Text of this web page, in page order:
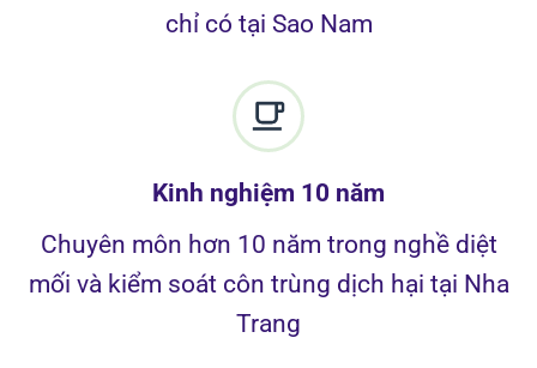
chỉ có tại Sao Nam
Kinh nghiệm 10 năm
Chuyên môn hơn 10 năm trong nghề diệt
mối và kiểm soát côn trùng dịch hại tại Nha
Trang